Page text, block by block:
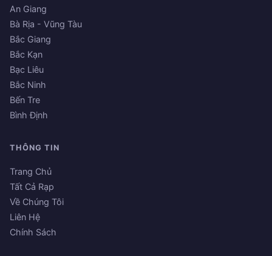
An Giang
Bà Rịa - Vũng Tàu
Bắc Giang
Bắc Kạn
Bạc Liêu
Bắc Ninh
Bến Tre
Bình Định
THÔNG TIN
Trang Chủ
Tất Cả Rạp
Về Chúng Tôi
Liên Hệ
Chính Sách